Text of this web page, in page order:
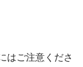
はご注意くださ